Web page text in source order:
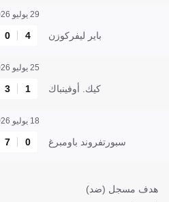
29 يوليو 2026
باير ليفركوزن 4
0
25 يوليو 2026
كيك. أوفينباك 1
3
18 يوليو 2026
سبورتفروند باومبرغ 0
7
هدف مسجل (ضد)